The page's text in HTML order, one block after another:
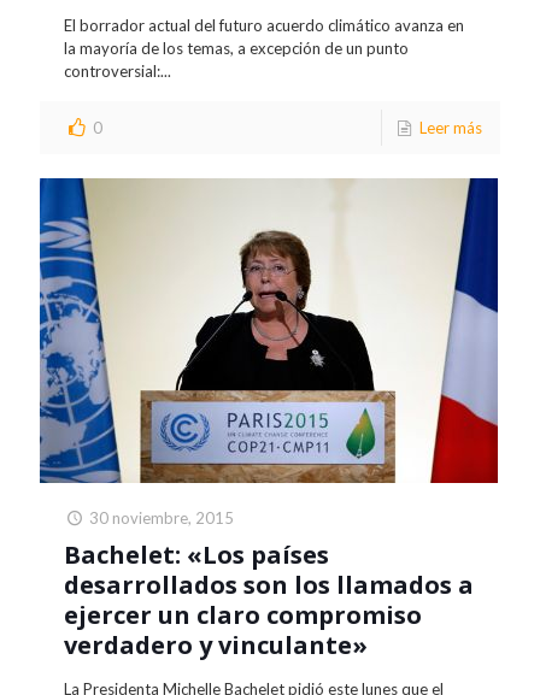
El borrador actual del futuro acuerdo climático avanza en
la mayoría de los temas, a excepción de un punto
controversial:...
0 Leer más
30 noviembre, 2015
Bachelet: «Los países
desarrollados son los llamados a
ejercer un claro compromiso
verdadero y vinculante»
La Presidenta Michelle Bachelet pidió este lunes que el